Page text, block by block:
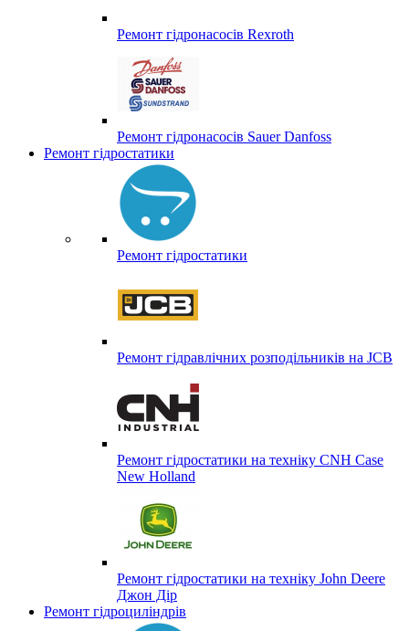
Ремонт гідронасосів Rexroth
Ремонт гідронасосів Sauer Danfoss
Ремонт гідростатики
Ремонт гідростатики
Ремонт гідравлічних розподільників на JCB
Ремонт гідростатики на техніку CNH Case
New Holland
Ремонт гідростатики на техніку John Deere
Джон Дір
Ремонт гідроциліндрів